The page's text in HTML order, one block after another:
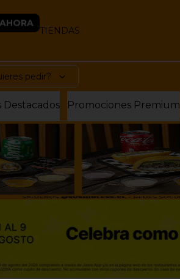
TIENDAS
pedir?
Promociones Premium